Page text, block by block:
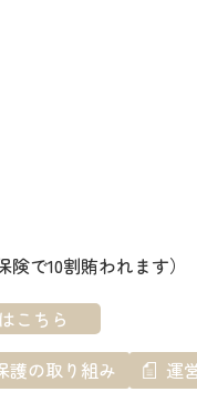
で10割賄われます）
こちら
護の取り組み 運